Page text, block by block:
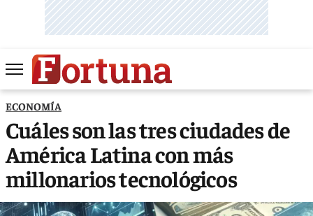
ECONOMÍA
Cuáles son las tres ciudades de
América Latina con más
millonarios tecnológicos